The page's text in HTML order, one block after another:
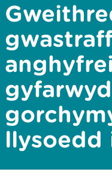
llysoedd